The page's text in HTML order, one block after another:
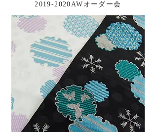
2019-2020AWオーダー会